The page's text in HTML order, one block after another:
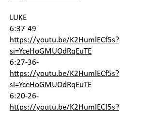
LUKE
6:37-49-
https://youtu.be/K2HumlECf5s?
si=YceHoGMUOdRqEuTE
6:27-36-
https://youtu.be/K2HumlECf5s?
si=YceHoGMUOdRqEuTE
6:20-26-
https://youtu.be/K2HumlECf5s?